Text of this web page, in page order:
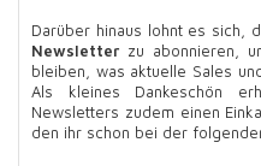
Darüber hinaus lohnt es sich,
Newsletter zu abonnieren,
bleiben, was aktuelle Sales
Als kleines Dankeschön
Newsletters zudem einen
den ihr schon bei der